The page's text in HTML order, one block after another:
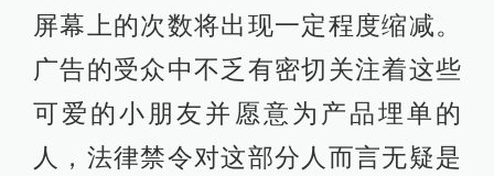
屏幕上的次数将出现一定程度缩减。
广告的受众中不乏有密切关注着这些
可爱的小朋友并愿意为产品埋单的
人，法律禁令对这部分人而言无疑是